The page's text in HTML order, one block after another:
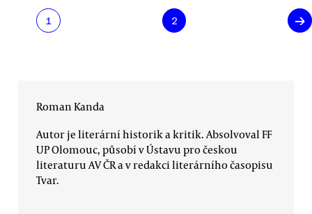
1 2 →
Roman Kanda
Autor je literární historik a kritik. Absolvoval FF
UP Olomouc, působí v Ústavu pro českou
literaturu AV ČR a v redakci literárního časopisu
Tvar.